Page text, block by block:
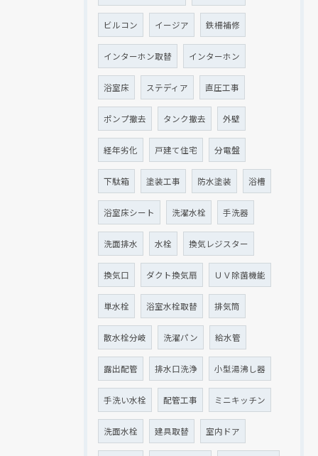
ビルコン イージア 鉄柵補修
インターホン取替 インターホン
浴室床 ステディア 直圧工事
ポンプ撤去 タンク撤去 外壁
経年劣化 戸建て住宅 分電盤
下駄箱 塗装工事 防水塗装 浴槽
浴室床シート 洗濯水栓 手洗器
洗面排水 水栓 換気レジスター
換気口 ダクト換気扇 ＵＶ除菌機能
単水栓 浴室水栓取替 排気筒
散水栓分岐 洗濯パン 給水管
露出配管 排水口洗浄 小型湯沸し器
手洗い水栓 配管工事 ミニキッチン
洗面水栓 建具取替 室内ドア